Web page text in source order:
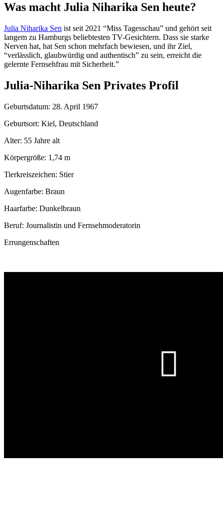
Was macht Julia Niharika Sen heute?
Julia Niharika Sen ist seit 2021 “Miss Tagesschau” und gehört seit
langem zu Hamburgs beliebtesten TV-Gesichtern. Dass sie starke
Nerven hat, hat Sen schon mehrfach bewiesen, und ihr Ziel,
“verlässlich, glaubwürdig und authentisch” zu sein, erreicht die
gelernte Fernsehfrau mit Sicherheit.”
Julia-Niharika Sen Privates Profil
Geburtsdatum: 28. April 1967
Geburtsort: Kiel, Deutschland
Alter: 55 Jahre alt
Körpergröße: 1,74 m
Tierkreiszeichen: Stier
Augenfarbe: Braun
Haarfarbe: Dunkelbraun
Beruf: Journalistin und Fernsehmoderatorin
Errungenschaften